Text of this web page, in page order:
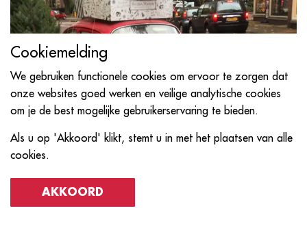
Cookiemelding
We gebruiken functionele cookies om ervoor te zorgen dat
onze websites goed werken en veilige analytische cookies
om je de best mogelijke gebruikerservaring te bieden.
Als u op 'Akkoord' klikt, stemt u in met het plaatsen van alle
cookies.
AKKOORD